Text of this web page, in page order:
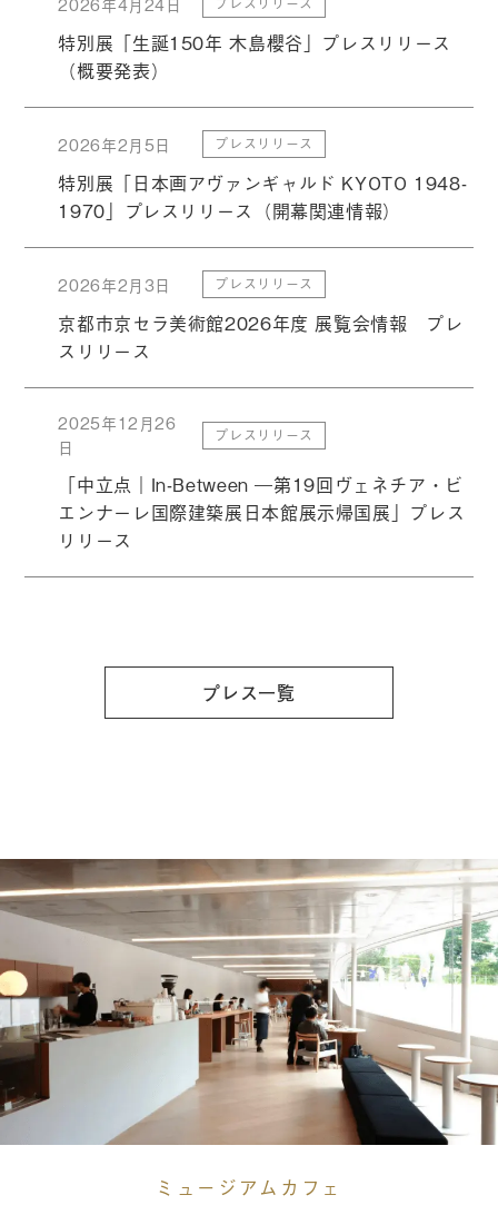
特別展「⽣誕150年 ⽊島櫻⾕」プレスリリース
（概要発表）
2026年2月5日 プレスリリース
特別展「日本画アヴァンギャルド KYOTO 1948-
1970」プレスリリース（開幕関連情報）
2026年2月3日 プレスリリース
京都市京セラ美術館2026年度 展覧会情報 プレ
スリリース
2025年12月26
日
プレスリリース
「中立点｜In-Between ―第19回ヴェネチア・ビ
エンナーレ国際建築展日本館展示帰国展」プレス
リリース
プレス一覧
ミュージアムカフェ